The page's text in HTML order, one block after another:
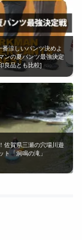
涼しいパンツ決めよ
ンの夏パンツ最強決定
良品とも比較]
佐賀県三瀬の穴場川遊
ト「洞鳴の滝」